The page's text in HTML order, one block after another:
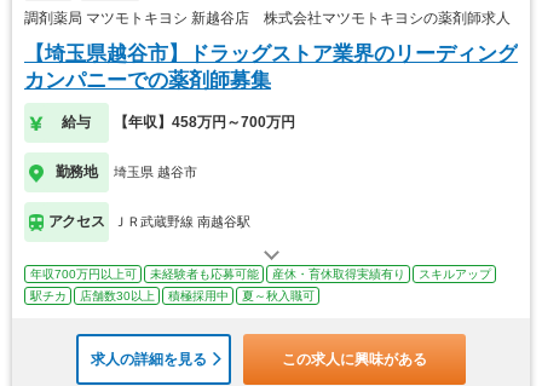
調剤薬局 マツモトキヨシ 新越谷店 株式会社マツモトキヨシの薬剤師求人
【埼玉県越谷市】ドラッグストア業界のリーディング
カンパニーでの薬剤師募集
給与 【年収】458万円～700万円
勤務地 埼玉県 越谷市
アクセス ＪＲ武蔵野線 南越谷駅
年収700万円以上可 未経験者も応募可能 産休・育休取得実績有り
スキルアップ
駅チカ
店舗数30以上 積極採用中 夏～秋入職可
求人の詳細を見る この求人に興味がある